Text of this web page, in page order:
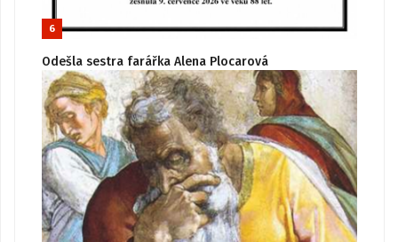
6
Odešla sestra farářka Alena Plocarová